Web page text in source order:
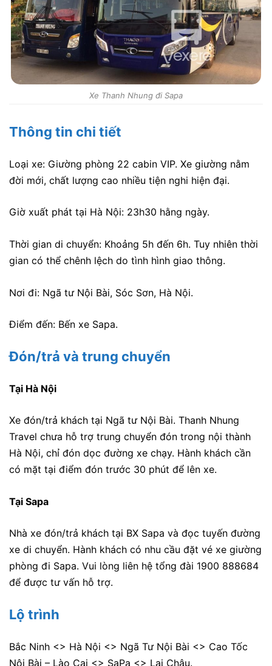
Xe Thanh Nhung đi Sapa
Thông tin chi tiết
Loại xe: Giường phòng 22 cabin VIP. Xe giường nằm
đời mới, chất lượng cao nhiều tiện nghi hiện đại.
Giờ xuất phát tại Hà Nội: 23h30 hằng ngày.
Thời gian di chuyển: Khoảng 5h đến 6h. Tuy nhiên thời
gian có thể chênh lệch do tình hình giao thông.
Nơi đi: Ngã tư Nội Bài, Sóc Sơn, Hà Nội.
Điểm đến: Bến xe Sapa.
Đón/trả và trung chuyển
Tại Hà Nội
Xe đón/trả khách tại Ngã tư Nội Bài. Thanh Nhung
Travel chưa hỗ trợ trung chuyển đón trong nội thành
Hà Nội, chỉ đón dọc đường xe chạy. Hành khách cần
có mặt tại điểm đón trước 30 phút để lên xe.
Tại Sapa
Nhà xe đón/trả khách tại BX Sapa và đọc tuyến đường
xe di chuyển. Hành khách có nhu cầu đặt vé xe giường
phòng đi Sapa. Vui lòng liên hệ tổng đài 1900 888684
để được tư vấn hỗ trợ.
Lộ trình
Bắc Ninh <> Hà Nội <> Ngã Tư Nội Bài <> Cao Tốc
Nội Bài – Lào Cai <> SaPa <> Lai Châu.